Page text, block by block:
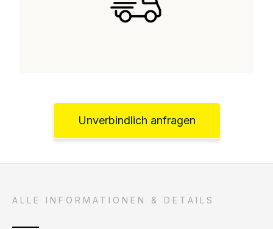
Unverbindlich anfragen
ALLE INFORMATIONEN & DETAILS